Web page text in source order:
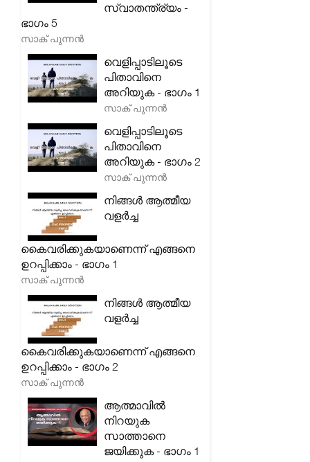
സ്വാതന്ത്ര്യം -
ഭാഗം 5
സാക് പുന്നൻ
വെളിപ്പാടിലൂടെ
പിതാവിനെ
അറിയുക - ഭാഗം 1
സാക് പുന്നൻ
വെളിപ്പാടിലൂടെ
പിതാവിനെ
അറിയുക - ഭാഗം 2
സാക് പുന്നൻ
നിങ്ങൾ ആത്മീയ
വളർച്ച
കൈവരിക്കുകയാണെന്ന് എങ്ങനെ
ഉറപ്പിക്കാം - ഭാഗം 1
സാക് പുന്നൻ
നിങ്ങൾ ആത്മീയ
വളർച്ച
കൈവരിക്കുകയാണെന്ന് എങ്ങനെ
ഉറപ്പിക്കാം - ഭാഗം 2
സാക് പുന്നൻ
ആത്മാവിൽ
നിറയുക
സാത്താനെ
ജയിക്കുക - ഭാഗം 1